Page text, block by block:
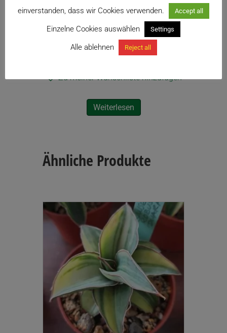
Bulbophyllum Elizabeth Ann ‘Buckleberry’
26,90€ inkl. USt.
Enthält 13% USt.
zzgl.Versand
Zu meiner Wunschliste hinzufügen
Weiterlesen
Ähnliche Produkte
einverstanden, dass wir Cookies verwenden. Accept all
Einzelne Cookies auswählen Settings
Alle ablehnen Reject all